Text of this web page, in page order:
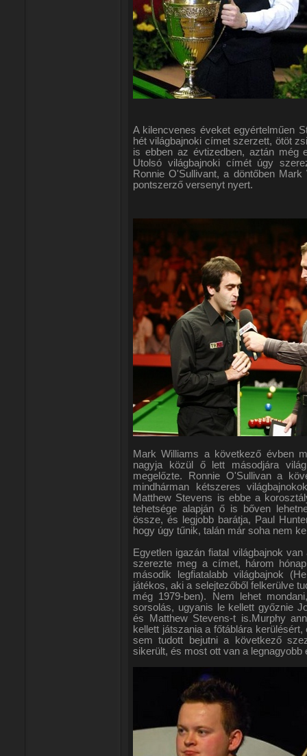
A kilencvenes éveket egyértelműen
hét világbajnoki címet szerzett, ötöt
is ebben az évtizedben, aztán még
Utolsó világbajnoki címét úgy
Ronnie O'Sullivant, a döntőben
pontszerző versenyt nyert.
Mark Williams a következő évben
nagyja közül ő lett másodjára
megelőzte. Ronnie O'Sullivan a
mindhárman kétszeres
Matthew Stevens is ebbe a
tehetsége alapján ő is bőven
össze, és legjobb barátja, Paul
hogy úgy tűnik, talán már soha nem
Egyetlen igazán fiatal világbajnok
szerezte meg a címet, három
második legfiatalabb világbajnok
játékos, aki a selejtezőből felkerülve
még 1979-ben). Nem lehet
sorsolás, ugyanis le kellett győznie
és Matthew Stevens-t is.Murphy
kellett játszania a főtáblára
sem tudott bejutni a következő
sikerült, és most ott van a legnagyobb